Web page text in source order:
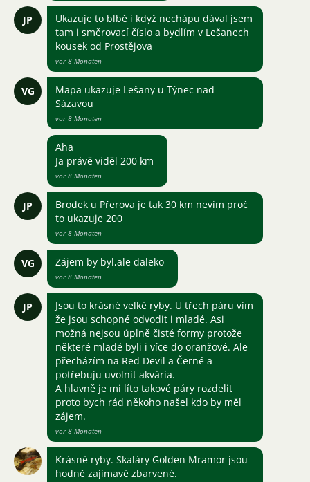
JP
Ukazuje to blbě i když nechápu dával jsem
tam i směrovací číslo a bydlím v Lešanech
kousek od Prostějova
vor 8 Monaten
VG
Mapa ukazuje Lešany u Týnec nad
Sázavou
vor 8 Monaten
Aha
Ja právě viděl 200 km
vor 8 Monaten
JP
Brodek u Přerova je tak 30 km nevím proč
to ukazuje 200
vor 8 Monaten
VG Zájem by byl,ale daleko
vor 8 Monaten
JP
Jsou to krásné velké ryby. U třech páru vím
že jsou schopné odvodit i mladé. Asi
možná nejsou úplně čisté formy protože
některé mladé byli i více do oranžové. Ale
přecházím na Red Devil a Černé a
potřebuju uvolnit akvária.
A hlavně je mi líto takové páry rozdelit
proto bych rád někoho našel kdo by měl
zájem.
vor 8 Monaten
Krásné ryby. Skaláry Golden Mramor jsou
hodně zajímavé zbarvené.